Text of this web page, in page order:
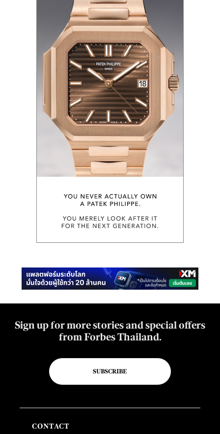
Sign up for more stories and special offers
from Forbes Thailand.
SUBSCRIBE
CONTACT